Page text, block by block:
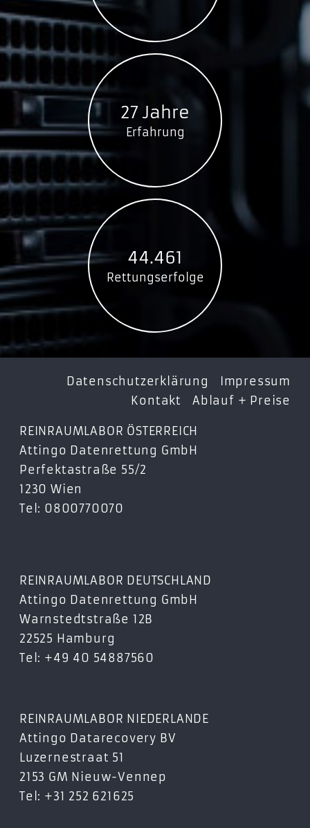
27 Jahre
Erfahrung
44.461
Rettungserfolge
Datenschutzerklärung
Impressum
Kontakt
Ablauf + Preise
REINRAUMLABOR ÖSTERREICH
Attingo Datenrettung GmbH
Perfektastraße 55/2
1230 Wien
Tel: 0800770070
REINRAUMLABOR DEUTSCHLAND
Attingo Datenrettung GmbH
Warnstedtstraße 12B
22525 Hamburg
Tel: +49 40 54887560
REINRAUMLABOR NIEDERLANDE
Attingo Datarecovery BV
Luzernestraat 51
2153 GM Nieuw-Vennep
Tel: +31 252 621625